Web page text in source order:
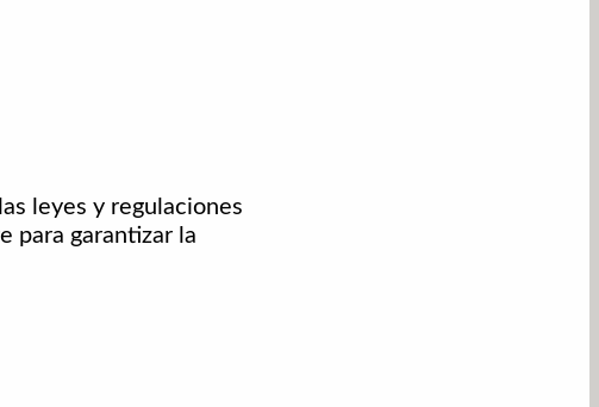
leyes y regulaciones
para garantizar la